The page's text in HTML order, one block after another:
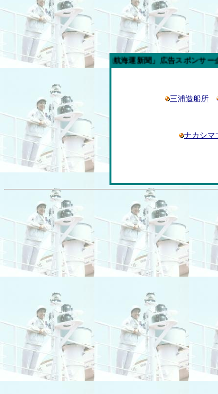
今週の「内航海運新聞」広告スポンサー企業
三浦造船所
ナカシマ